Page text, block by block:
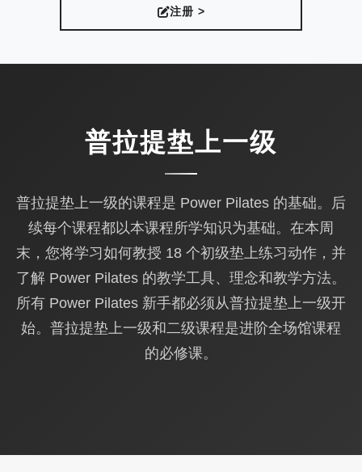
注册 >
普拉提垫上一级
普拉提垫上一级的课程是 Power Pilates 的基础。后
续每个课程都以本课程所学知识为基础。在本周
末，您将学习如何教授 18 个初级垫上练习动作，并
了解 Power Pilates 的教学工具、理念和教学方法。
所有 Power Pilates 新手都必须从普拉提垫上一级开
始。普拉提垫上一级和二级课程是进阶全场馆课程
的必修课。